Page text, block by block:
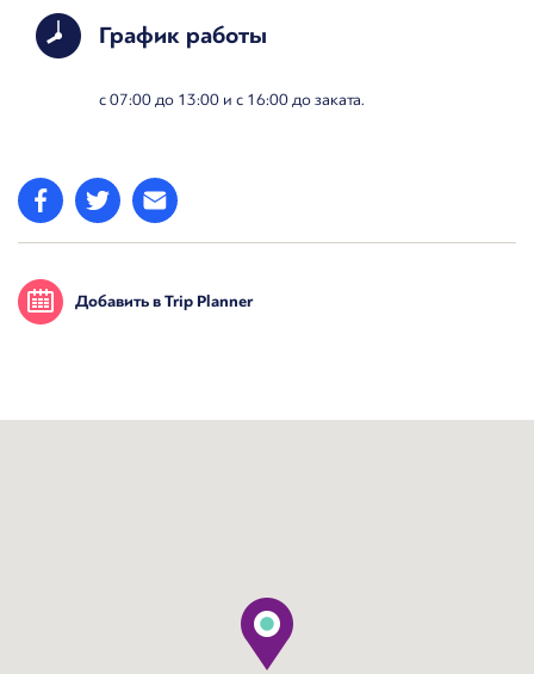
График работы
с 07:00 до 13:00 и с 16:00 до заката.
Добавить в Trip Planner